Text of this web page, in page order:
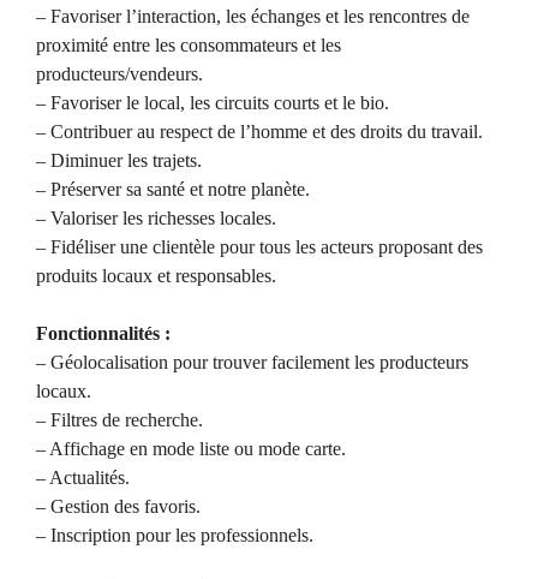
– Favoriser l’interaction, les échanges et les rencontres de
proximité entre les consommateurs et les
producteurs/vendeurs.
– Favoriser le local, les circuits courts et le bio.
– Contribuer au respect de l’homme et des droits du travail.
– Diminuer les trajets.
– Préserver sa santé et notre planète.
– Valoriser les richesses locales.
– Fidéliser une clientèle pour tous les acteurs proposant des
produits locaux et responsables.
Fonctionnalités :
– Géolocalisation pour trouver facilement les producteurs
locaux.
– Filtres de recherche.
– Affichage en mode liste ou mode carte.
– Actualités.
– Gestion des favoris.
– Inscription pour les professionnels.